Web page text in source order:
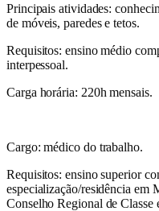
Principais atividades:
de móveis, paredes e tetos.
Requisitos: ensino médio
interpessoal.
Carga horária: 220h mensais.
Cargo: médico do trabalho.
Requisitos: ensino superior
especialização/residência em
Conselho Regional de